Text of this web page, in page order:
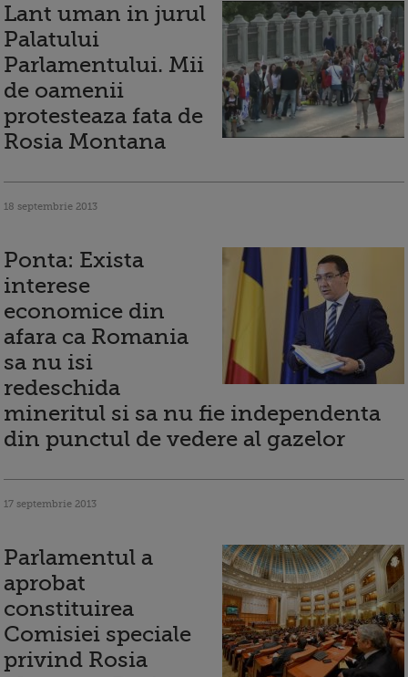
Lant uman in jurul
Palatului
Parlamentului. Mii
de oamenii
protesteaza fata de
Rosia Montana
18 septembrie 2013
Ponta: Exista
interese
economice din
afara ca Romania
sa nu isi
redeschida
mineritul si sa nu fie independenta
din punctul de vedere al gazelor
17 septembrie 2013
Parlamentul a
aprobat
constituirea
Comisiei speciale
privind Rosia